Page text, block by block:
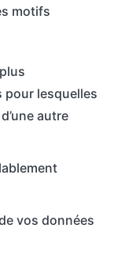
motifs
pour lesquelles
autre
vos données